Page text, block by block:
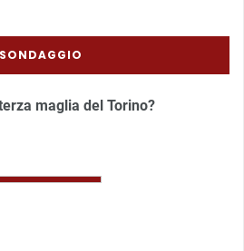
SONDAGGIO
maglia del Torino?